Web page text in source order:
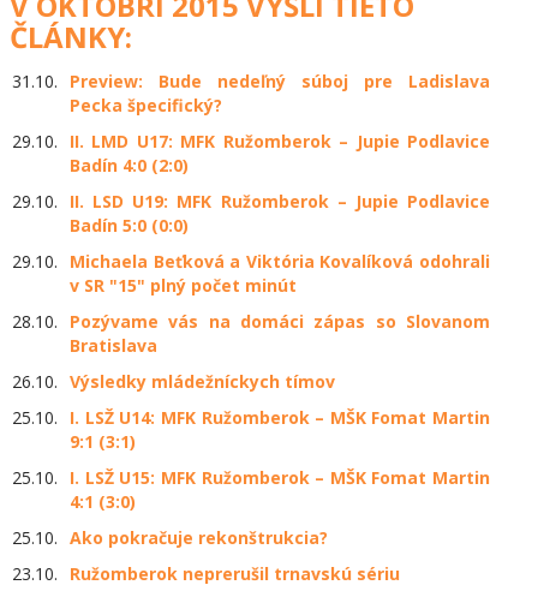
ČLÁNKY:
31.10.
Preview: Bude nedeľný súboj pre Ladislava
Pecka špecifický?
29.10.
II. LMD U17: MFK Ružomberok – Jupie Podlavice
Badín 4:0 (2:0)
29.10.
II. LSD U19: MFK Ružomberok – Jupie Podlavice
Badín 5:0 (0:0)
29.10.
Michaela Beťková a Viktória Kovalíková odohrali
v SR "15" plný počet minút
28.10.
Pozývame vás na domáci zápas so Slovanom
Bratislava
26.10. Výsledky mládežníckych tímov
25.10.
I. LSŽ U14: MFK Ružomberok – MŠK Fomat Martin
9:1 (3:1)
25.10.
I. LSŽ U15: MFK Ružomberok – MŠK Fomat Martin
4:1 (3:0)
25.10. Ako pokračuje rekonštrukcia?
23.10.
Ružomberok neprerušil trnavskú sériu